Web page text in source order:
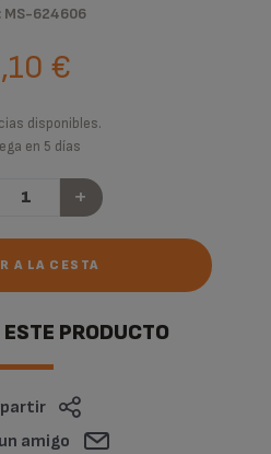
: MS-624606
€
disponibles.
en 5 días
+
A LA CESTA
PRODUCTO
amigo